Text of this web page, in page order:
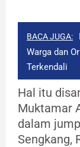
BACA JUGA:
Warga dan
Terkendali
Hal itu
Muktamar
dalam
Sengkang,